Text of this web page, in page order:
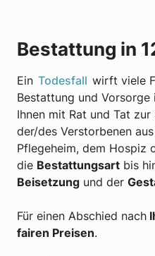
Bestattung in
Ein Todesfall wirft viele
Bestattung und
Ihnen mit Rat und Tat zur
der/des Verstorbenen
Pflegeheim, dem Hospiz
die Bestattungsart bis
Beisetzung und der
Für einen Abschied nach
fairen Preisen.